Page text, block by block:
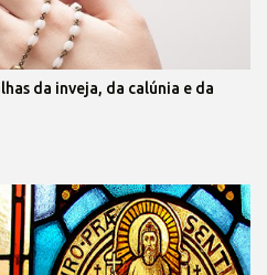
da inveja, da calúnia e da